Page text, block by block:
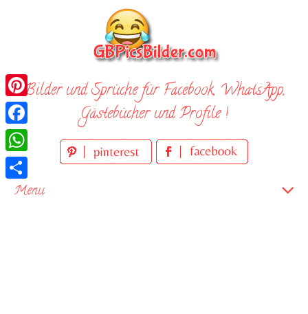
Bilder und Sprüche für Facebook, WhatsApp,
Gästebücher und Profile !
Menu
Pinterest
Facebook
WhatsApp
Teilen